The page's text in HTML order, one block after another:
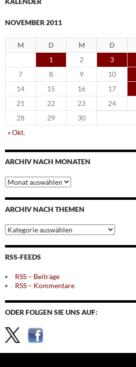
NOVEMBER 2011
M D M D
1
2 3
7
8 9 10
14
15 16 17
21
22 23 24
28
29
30
« Okt.
ARCHIV NACH MONATEN
Archiv
nach
Monaten
ARCHIV NACH THEMEN
Archiv
nach
Themen
RSS-FEEDS
RSS – Beiträge
RSS – Kommentare
ODER FOLGEN SIE UNS AUF: